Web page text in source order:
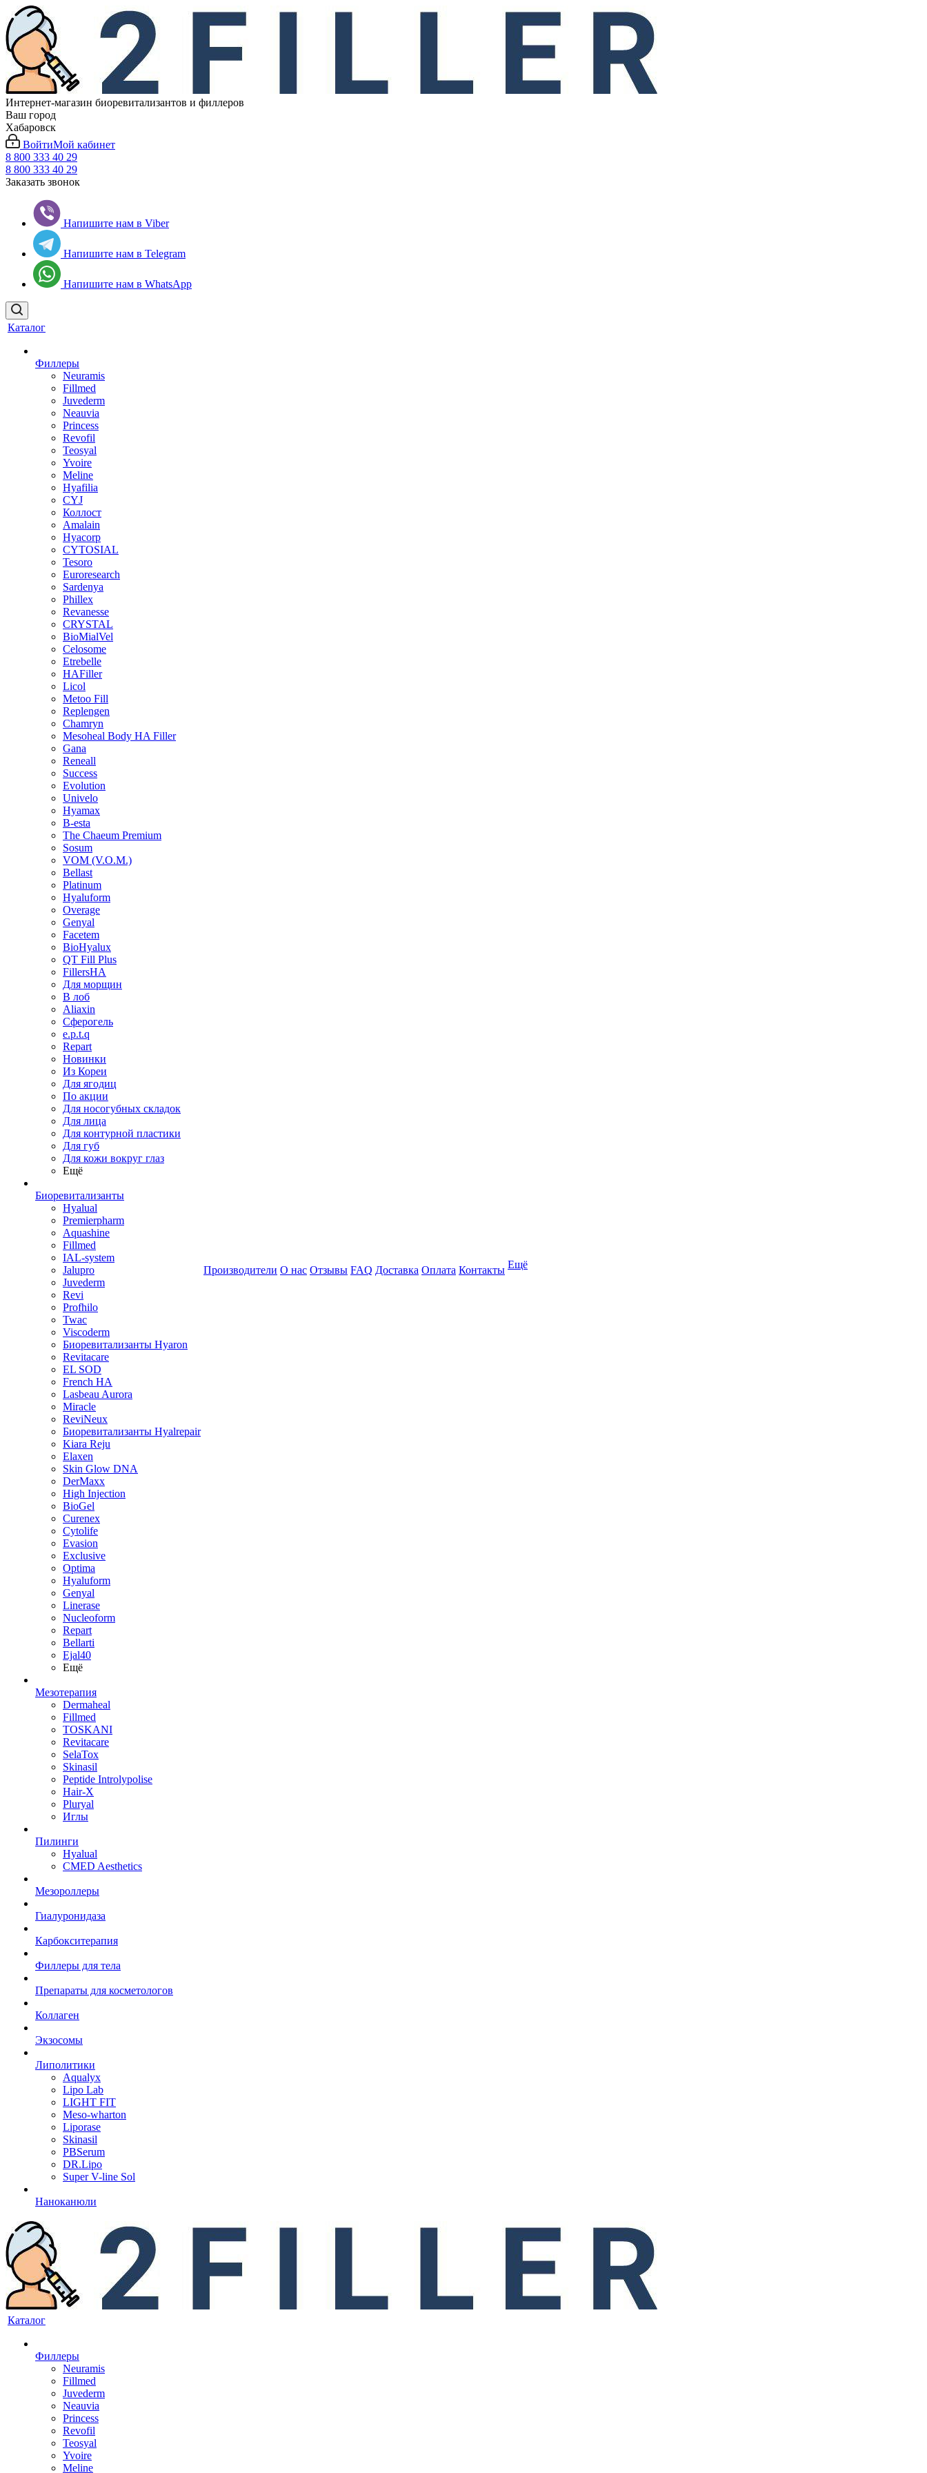
Интернет-магазин биоревитализантов и филлеров
Ваш город
Хабаровск
ВойтиМой кабинет
8 800 333 40 29
8 800 333 40 29
Заказать звонок
Напишите нам в Viber
Напишите нам в Telegram
Напишите нам в WhatsApp
Каталог
Филлеры
Neuramis
Fillmed
Juvederm
Neauvia
Princess
Revofil
Teosyal
Yvoire
Meline
Hyafilia
CYJ
Коллост
Amalain
Hyacorp
CYTOSIAL
Tesoro
Euroresearch
Sardenya
Phillex
Revanesse
CRYSTAL
BioMialVel
Celosome
Etrebelle
HAFiller
Licol
Metoo Fill
Replengen
Chamryn
Mesoheal Body HA Filler
Gana
Reneall
Success
Evolution
Univelo
Hyamax
B-esta
The Chaeum Premium
Sosum
VOM (V.O.M.)
Bellast
Platinum
Hyaluform
Overage
Genyal
Facetem
BioHyalux
QT Fill Plus
FillersHA
Для морщин
В лоб
Aliaxin
Сферогель
e.p.t.q
Repart
Новинки
Из Кореи
Для ягодиц
По акции
Для носогубных складок
Для лица
Для контурной пластики
Для губ
Для кожи вокруг глаз
Ещё
Биоревитализанты
Hyalual
Premierpharm
Aquashine
Fillmed
IAL-system
Jalupro
Juvederm
Revi
Profhilo
Twac
Viscoderm
Биоревитализанты Hyaron
Revitacare
EL SOD
French HA
Lasbeau Aurora
Miracle
ReviNeux
Биоревитализанты Hyalrepair
Kiara Reju
Elaxen
Skin Glow DNA
DerMaxx
High Injection
BioGel
Curenex
Cytolife
Evasion
Exclusive
Optima
Hyaluform
Genyal
Linerase
Nucleoform
Repart
Bellarti
Ejal40
Ещё
Мезотерапия
Dermaheal
Fillmed
TOSKANI
Revitacare
SelaTox
Skinasil
Peptide Introlypolise
Hair-X
Pluryal
Иглы
Пилинги
Hyalual
CMED Aesthetics
Мезороллеры
Гиалуронидаза
Карбокситерапия
Филлеры для тела
Препараты для косметологов
Коллаген
Экзосомы
Липолитики
Aqualyx
Lipo Lab
LIGHT FIT
Meso-wharton
Liporase
Skinasil
PBSerum
DR.Lipo
Super V-line Sol
Наноканюли
Производители О нас Отзывы FAQ Доставка Оплата Контакты Ещё
Каталог
Филлеры
Neuramis
Fillmed
Juvederm
Neauvia
Princess
Revofil
Teosyal
Yvoire
Meline